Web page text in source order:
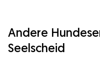
Andere
Seelscheid